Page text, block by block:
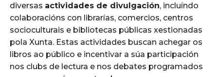
diversas actividades de divulgación, incluíndo
colaboracións con librarías, comercios, centros
socioculturais e bibliotecas públicas xestionadas
pola Xunta. Estas actividades buscan achegar os
libros ao público e incentivar a súa participación
nos clubs de lectura e nos debates programados